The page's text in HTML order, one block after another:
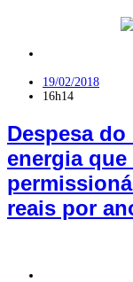
19/02/2018
16h14
Despesa
energia
reais por